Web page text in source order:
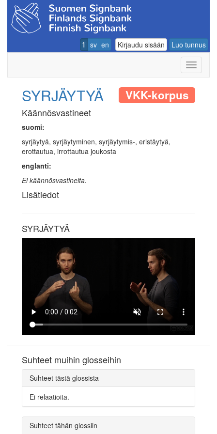
fi sv en Kirjaudu sisään Luo tunnus
SYRJÄYTYÄ VKK-korpus
Käännösvastineet
suomi:
syrjäytyä, syrjäytyminen, syrjäytymis-, eristäytyä,
erottautua, irrottautua joukosta
englanti:
Ei käännösvastineita.
Lisätiedot
SYRJÄYTYÄ
Suhteet muihin glosseihin
Suhteet tästä glossista
Ei relaatioita.
Suhteet tähän glossiin